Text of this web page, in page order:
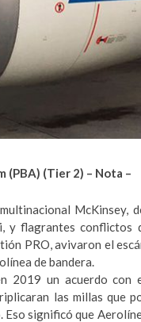
(PBA) (Tier 2) – Nota –
McKinsey,
y flagrantes
PRO, avivaron el
de bandera.
2019 un acuerdo con
las millas que
significó que